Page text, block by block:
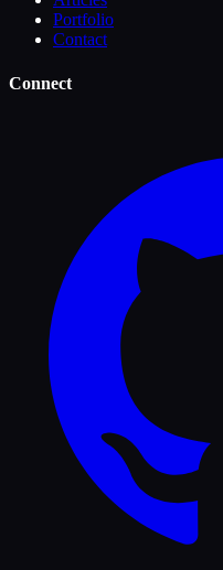
Portfolio
Contact
Connect